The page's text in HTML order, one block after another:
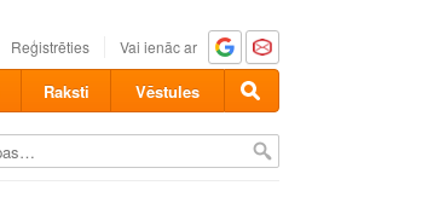
Reģistrēties Vai ienāc ar
Raksti Vēstules